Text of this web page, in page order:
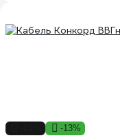
-13%